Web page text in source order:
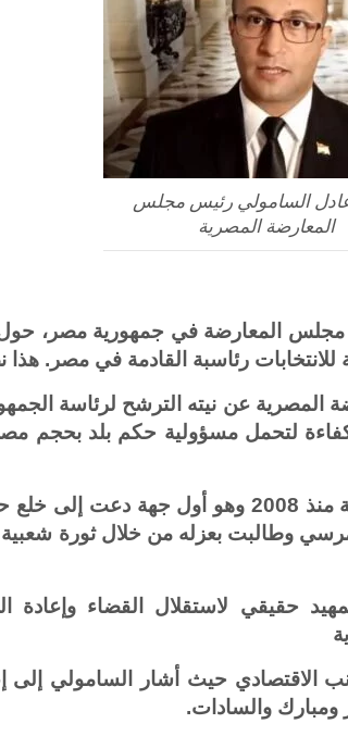
السامولي رئيس مجلس
المعارضة المصرية
المعارضة في جمهورية مصر،
رئاسبة القادمة في مصر. هذا
عن نيته الترشح لرئاسة
كفاءة لتحمل مسؤولية حكم بلد
واكد انه مؤسس مجلس المعارضة المصرية منذ 2008 وهو
وطالبت بعزله من خلال ثورة
حقيقي لاستقلال القضاء وإعادة
الاقتصادي حيث أشار السامولي إلى
ومبارك والسادات.